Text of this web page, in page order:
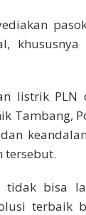
khususnya
listrik PLN
Tambang,
tersebut.
tidak bisa
terbaik